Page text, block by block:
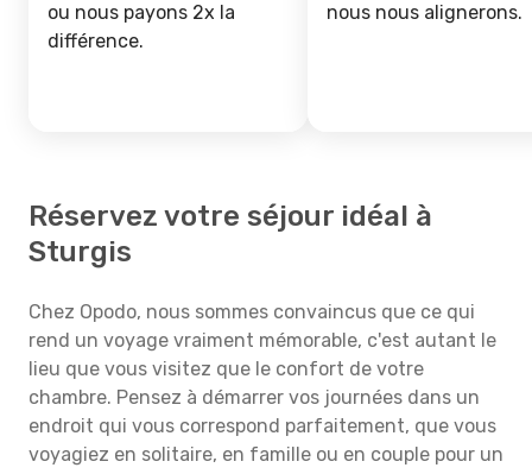
ou nous payons 2x la
différence.
nous nous alignerons.
Réservez votre séjour idéal à
Sturgis
Chez Opodo, nous sommes convaincus que ce qui
rend un voyage vraiment mémorable, c'est autant le
lieu que vous visitez que le confort de votre
chambre. Pensez à démarrer vos journées dans un
endroit qui vous correspond parfaitement, que vous
voyagiez en solitaire, en famille ou en couple pour un